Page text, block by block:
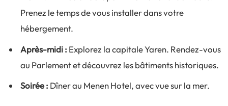
Prenez le temps de vous installer dans votre
hébergement.
Après-midi : Explorez la capitale Yaren. Rendez-vous
au Parlement et découvrez les bâtiments historiques.
Soirée : Dîner au Menen Hotel, avec vue sur la mer.